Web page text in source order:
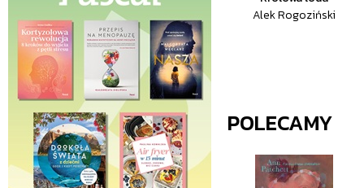
Alek Rogoziński
POLECAMY